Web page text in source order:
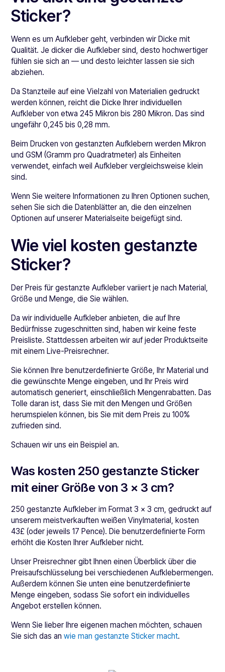
Sticker?
Wenn es um Aufkleber geht, verbinden wir Dicke mit
Qualität. Je dicker die Aufkleber sind, desto hochwertiger
fühlen sie sich an — und desto leichter lassen sie sich
abziehen.
Da Stanzteile auf eine Vielzahl von Materialien gedruckt
werden können, reicht die Dicke Ihrer individuellen
Aufkleber von etwa 245 Mikron bis 280 Mikron. Das sind
ungefähr 0,245 bis 0,28 mm.
Beim Drucken von gestanzten Aufklebern werden Mikron
und GSM (Gramm pro Quadratmeter) als Einheiten
verwendet, einfach weil Aufkleber vergleichsweise klein
sind.
Wenn Sie weitere Informationen zu Ihren Optionen suchen,
sehen Sie sich die Datenblätter an, die den einzelnen
Optionen auf unserer Materialseite beigefügt sind.
Wie viel kosten gestanzte
Sticker?
Der Preis für gestanzte Aufkleber variiert je nach Material,
Größe und Menge, die Sie wählen.
Da wir individuelle Aufkleber anbieten, die auf Ihre
Bedürfnisse zugeschnitten sind, haben wir keine feste
Preisliste. Stattdessen arbeiten wir auf jeder Produktseite
mit einem Live-Preisrechner.
Sie können Ihre benutzerdefinierte Größe, Ihr Material und
die gewünschte Menge eingeben, und Ihr Preis wird
automatisch generiert, einschließlich Mengenrabatten. Das
Tolle daran ist, dass Sie mit den Mengen und Größen
herumspielen können, bis Sie mit dem Preis zu 100%
zufrieden sind.
Schauen wir uns ein Beispiel an.
Was kosten 250 gestanzte Sticker
mit einer Größe von 3 x 3 cm?
250 gestanzte Aufkleber im Format 3 x 3 cm, gedruckt auf
unserem meistverkauften weißen Vinylmaterial, kosten
43£ (oder jeweils 17 Pence). Die benutzerdefinierte Form
erhöht die Kosten Ihrer Aufkleber nicht.
Unser Preisrechner gibt Ihnen einen Überblick über die
Preisaufschlüsselung bei verschiedenen Aufklebermengen.
Außerdem können Sie unten eine benutzerdefinierte
Menge eingeben, sodass Sie sofort ein individuelles
Angebot erstellen können.
Wenn Sie lieber Ihre eigenen machen möchten, schauen
Sie sich das an wie man gestanzte Sticker macht.